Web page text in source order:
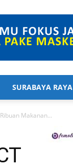
SURABAYA RAYA
Makanan...